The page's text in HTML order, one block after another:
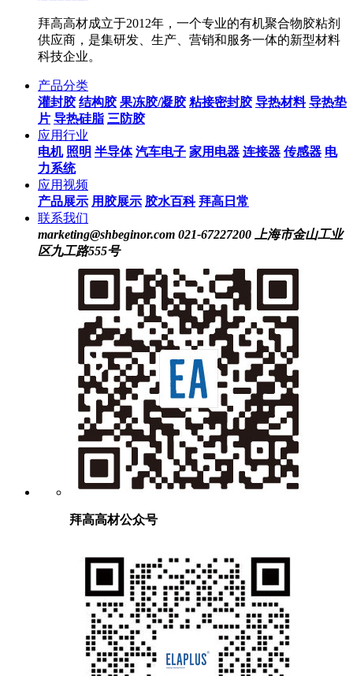
拜高高材成立于2012年，一个专业的有机聚合物胶粘剂
供应商，是集研发、生产、营销和服务一体的新型材料
科技企业。
产品分类
灌封胶 结构胶 果冻胶/凝胶 粘接密封胶 导热材料 导热垫
片 导热硅脂 三防胶
应用行业
电机 照明 半导体 汽车电子 家用电器 连接器 传感器 电
力系统
应用视频
产品展示 用胶展示 胶水百科 拜高日常
联系我们
marketing@shbeginor.com 021-67227200
上海市金山工业
区九工路555号
拜高高材公众号